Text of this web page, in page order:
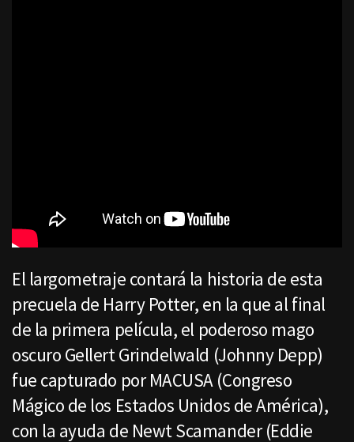
El largometraje contará la historia de esta
precuela de Harry Potter, en la que al final
de la primera película, el poderoso mago
oscuro Gellert Grindelwald (Johnny Depp)
fue capturado por MACUSA (Congreso
Mágico de los Estados Unidos de América),
con la ayuda de Newt Scamander (Eddie